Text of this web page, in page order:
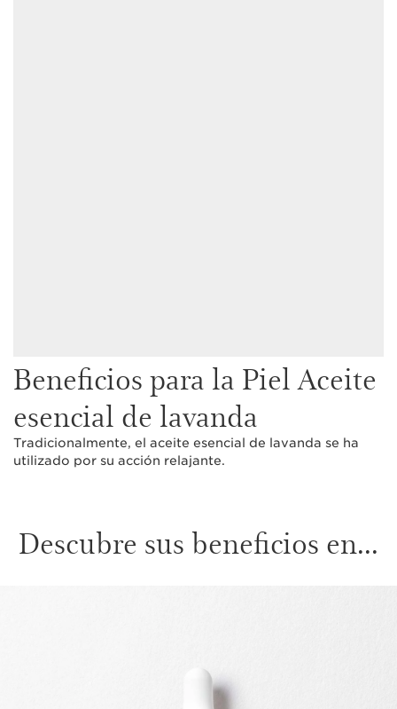
Beneficios para la Piel Aceite
esencial de lavanda
Tradicionalmente, el aceite esencial de lavanda se ha
utilizado por su acción relajante.
Descubre sus beneficios en...